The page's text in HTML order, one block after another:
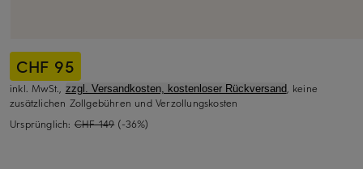
CHF 95
inkl. MwSt., zzgl. Versandkosten, kostenloser Rückversand, keine
zusätzlichen Zollgebühren und Verzollungskosten
Ursprünglich: CHF 149 (-36%)